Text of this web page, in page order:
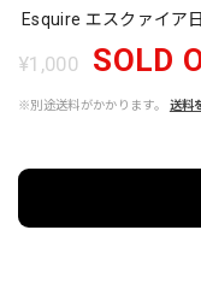
Esquire エスクァイア
¥1,000 SOLD
※別途送料がかかります。 送料